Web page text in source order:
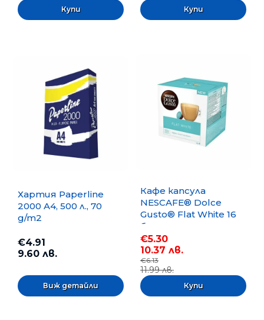
Хартия Paperline
2000 A4, 500 л., 70
g/m2
€4.91
9.60 лв.
Виж детайли
Кафе капсула
NESCAFE® Dolce
Gusto® Flat White 16
бр.
€5.30
10.37 лв.
€6.13
11.99 лв.